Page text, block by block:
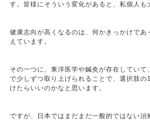
す。皆様にそういう変化があると、私個人
健康志向が高くなるのは、何かきっかけであ
えています。
その一つに、東洋医学や鍼灸が存在していて
で少しずつ取り上げられることで、選択肢の
けたらいいのかなと思います。
ですが、日本ではまだまだ一般的ではない治